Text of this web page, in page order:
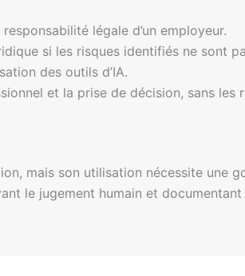
légale d’un employeur.
si les risques identifiés ne sont
des outils d’IA.
et la prise de décision, sans les
mais son utilisation nécessite une
le jugement humain et